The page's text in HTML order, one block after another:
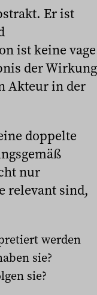
Er ist
ist keine vage
der Wirkung
Akteur in der
doppelte
nur
relevant sind,
werden
sie?
sie?